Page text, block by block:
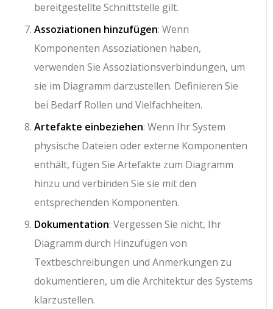
bereitgestellte Schnittstelle gilt.
Assoziationen hinzufügen: Wenn
Komponenten Assoziationen haben,
verwenden Sie Assoziationsverbindungen, um
sie im Diagramm darzustellen. Definieren Sie
bei Bedarf Rollen und Vielfachheiten.
Artefakte einbeziehen: Wenn Ihr System
physische Dateien oder externe Komponenten
enthält, fügen Sie Artefakte zum Diagramm
hinzu und verbinden Sie sie mit den
entsprechenden Komponenten.
Dokumentation: Vergessen Sie nicht, Ihr
Diagramm durch Hinzufügen von
Textbeschreibungen und Anmerkungen zu
dokumentieren, um die Architektur des Systems
klarzustellen.